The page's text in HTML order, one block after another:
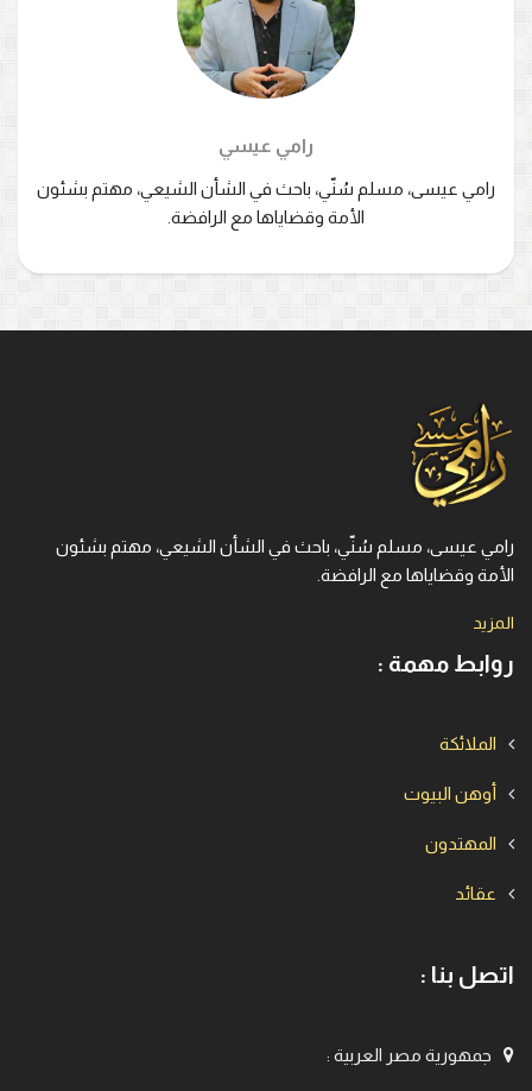
رامي عيسي
رامي عيسى، مسلم سُنّي، باحث في الشأن الشيعي، مهتم بشئون
الأمة وقضاياها مع الرافضة.
رامي عيسى، مسلم سُنّي، باحث في الشأن الشيعي، مهتم بشئون
الأمة وقضاياها مع الرافضة.
المزيد
روابط مهمة :
الملائكة
أوهن البيوت
المهتدون
عقائد
اتصل بنا :
جمهورية مصر العربية :